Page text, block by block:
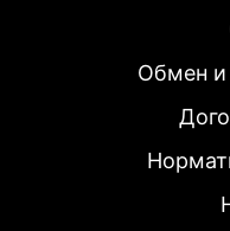
Обмен и